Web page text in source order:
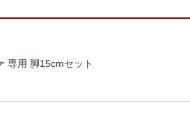
専用 脚15cmセット